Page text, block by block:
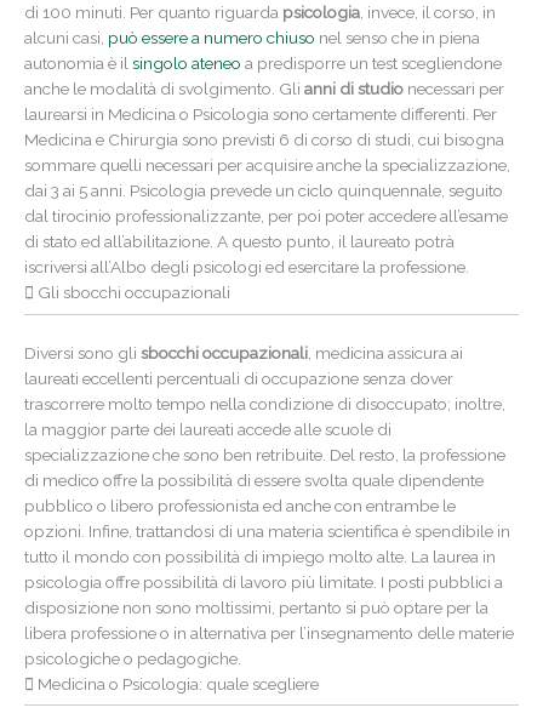
di 100 minuti. Per quanto riguarda psicologia, invece, il corso, in
alcuni casi, può essere a numero chiuso nel senso che in piena
autonomia è ilsingolo ateneo a predisporre un test scegliendone
anche le modalità di svolgimento. Gli anni di studio necessari per
laurearsi in Medicina o Psicologia sono certamente differenti. Per
Medicina e Chirurgia sono previsti 6 di corso di studi, cui bisogna
sommare quelli necessari per acquisire anche la specializzazione,
dai 3 ai 5 anni. Psicologia prevede un ciclo quinquennale, seguito
dal tirocinio professionalizzante, per poi poter accedere all’esame
di stato ed all’abilitazione. A questo punto, il laureato potrà
iscriversi all’Albo degli psicologi ed esercitare la professione.
Gli sbocchi occupazionali
Diversi sono gli sbocchi occupazionali , medicina assicura ai
laureati eccellenti percentuali di occupazione senza dover
trascorrere molto tempo nella condizione di disoccupato; inoltre,
la maggior parte dei laureati accede alle scuole di
specializzazione che sono ben retribuite. Del resto, la professione
di medico offre la possibilità di essere svolta quale dipendente
pubblico o libero professionista ed anche con entrambe le
opzioni. Infine, trattandosi di una materia scientifica è spendibile in
tutto il mondo con possibilità di impiego molto alte. La laurea in
psicologia offre possibilità di lavoro più limitate. I posti pubblici a
disposizione non sono moltissimi, pertanto si può optare per la
libera professione o in alternativa per l’insegnamento delle materie
psicologiche o pedagogiche.
Medicina o Psicologia: quale scegliere